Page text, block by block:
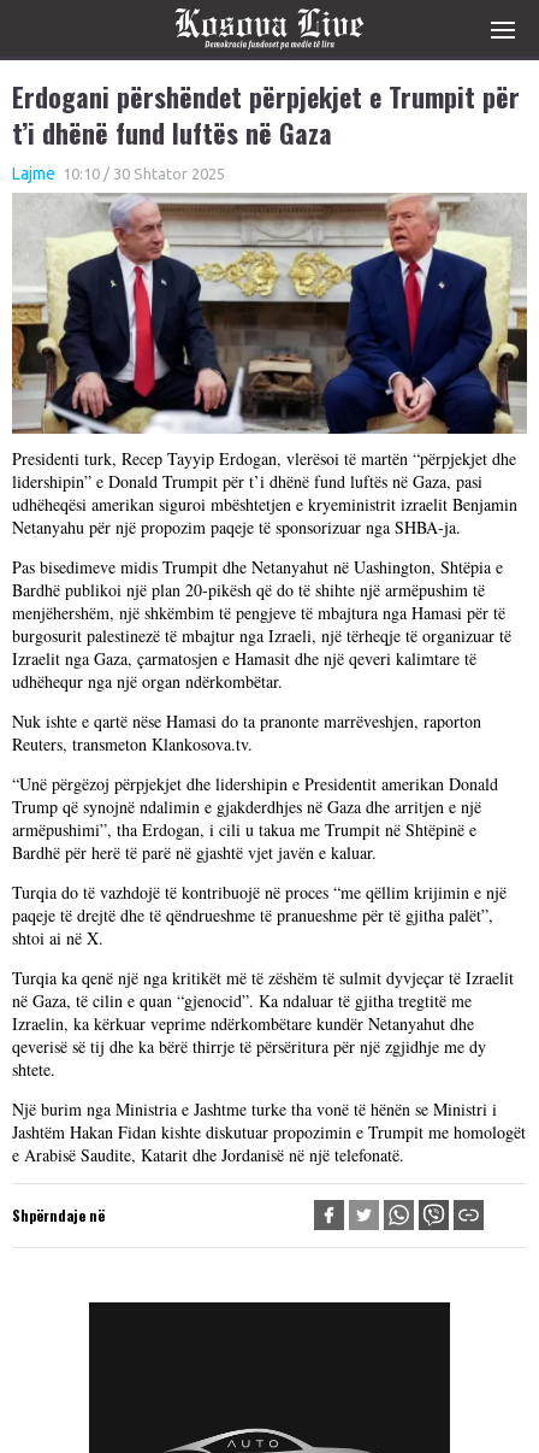
Erdogani përshëndet përpjekjet e Trumpit për
t’i dhënë fund luftës në Gaza
Lajme 10:10 / 30 Shtator 2025
Presidenti turk, Recep Tayyip Erdogan, vlerësoi të martën “përpjekjet dhe
lidershipin” e Donald Trumpit për t’i dhënë fund luftës në Gaza, pasi
udhëheqësi amerikan siguroi mbështetjen e kryeministrit izraelit Benjamin
Netanyahu për një propozim paqeje të sponsorizuar nga SHBA-ja.
Pas bisedimeve midis Trumpit dhe Netanyahut në Uashington, Shtëpia e
Bardhë publikoi një plan 20-pikësh që do të shihte një armëpushim të
menjëhershëm, një shkëmbim të pengjeve të mbajtura nga Hamasi për të
burgosurit palestinezë të mbajtur nga Izraeli, një tërheqje të organizuar të
Izraelit nga Gaza, çarmatosjen e Hamasit dhe një qeveri kalimtare të
udhëhequr nga një organ ndërkombëtar.
Nuk ishte e qartë nëse Hamasi do ta pranonte marrëveshjen, raporton
Reuters, transmeton Klankosova.tv.
“Unë përgëzoj përpjekjet dhe lidershipin e Presidentit amerikan Donald
Trump që synojnë ndalimin e gjakderdhjes në Gaza dhe arritjen e një
armëpushimi”, tha Erdogan, i cili u takua me Trumpit në Shtëpinë e
Bardhë për herë të parë në gjashtë vjet javën e kaluar.
Turqia do të vazhdojë të kontribuojë në proces “me qëllim krijimin e një
paqeje të drejtë dhe të qëndrueshme të pranueshme për të gjitha palët”,
shtoi ai në X.
Turqia ka qenë një nga kritikët më të zëshëm të sulmit dyvjeçar të Izraelit
në Gaza, të cilin e quan “gjenocid”. Ka ndaluar të gjitha tregtitë me
Izraelin, ka kërkuar veprime ndërkombëtare kundër Netanyahut dhe
qeverisë së tij dhe ka bërë thirrje të përsëritura për një zgjidhje me dy
shtete.
Një burim nga Ministria e Jashtme turke tha vonë të hënën se Ministri i
Jashtëm Hakan Fidan kishte diskutuar propozimin e Trumpit me homologët
e Arabisë Saudite, Katarit dhe Jordanisë në një telefonatë.
Shpërndaje në